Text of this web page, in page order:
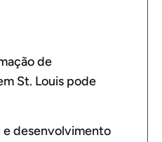
de
St. Louis pode
e desenvolvimento